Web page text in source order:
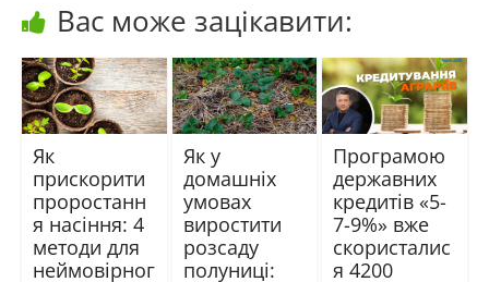
Вас може зацікавити:
Як
прискорити
проростанн
я насіння: 4
методи для
неймовірног
Як у
домашніх
умовах
виростити
розсаду
полуниці:
Програмою
державних
кредитів «5-
7-9%» вже
скористалис
я 4200